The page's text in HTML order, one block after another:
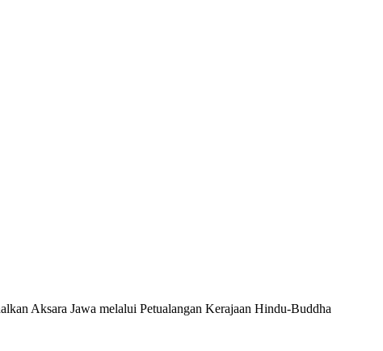
Aksara Jawa melalui Petualangan Kerajaan Hindu-Buddha